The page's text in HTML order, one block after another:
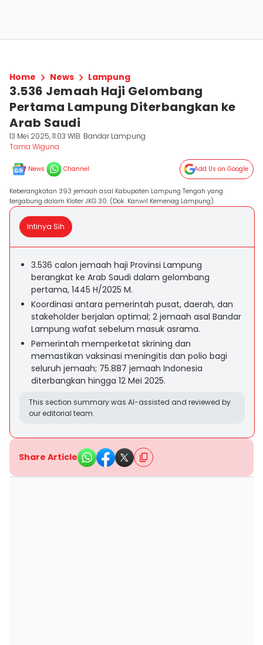
Home News Lampung
3.536 Jemaah Haji Gelombang
Pertama Lampung Diterbangkan ke
Arab Saudi
13 Mei 2025, 11:03 WIB Bandar Lampung
Tama Wiguna
News Channel Add Us on Google
Keberangkatan 393 jemaah asal Kabupaten Lampung Tengah yang
tergabung dalam Kloter JKG 30. (Dok. Kanwil Kemenag Lampung).
Intinya Sih
3.536 calon jemaah haji Provinsi Lampung
berangkat ke Arab Saudi dalam gelombang
pertama, 1445 H/2025 M.
Koordinasi antara pemerintah pusat, daerah, dan
stakeholder berjalan optimal; 2 jemaah asal Bandar
Lampung wafat sebelum masuk asrama.
Pemerintah memperketat skrining dan
memastikan vaksinasi meningitis dan polio bagi
seluruh jemaah; 75.887 jemaah Indonesia
diterbangkan hingga 12 Mei 2025.
This section summary was AI-assisted and reviewed by
our editorial team.
Share Article